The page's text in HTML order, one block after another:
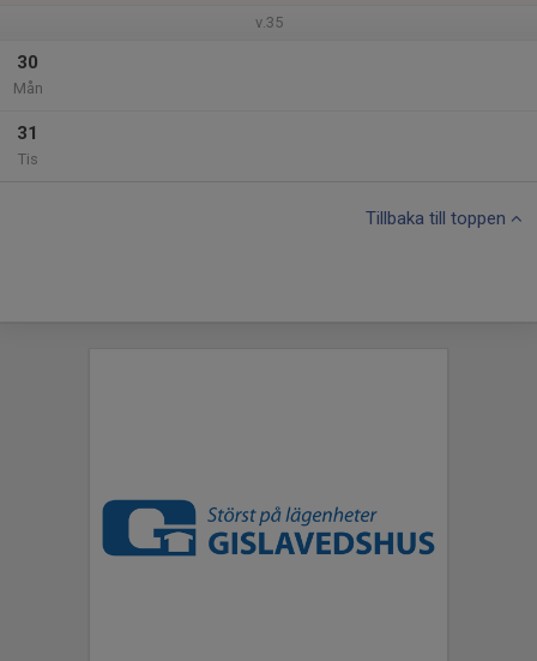
v.35
30
Mån
31
Tis
Tillbaka till toppen